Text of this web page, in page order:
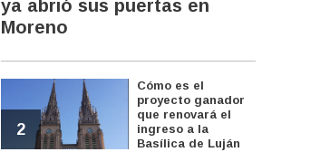
ya abrió sus puertas en
Moreno
2
Cómo es el
proyecto ganador
que renovará el
ingreso a la
Basílica de Luján